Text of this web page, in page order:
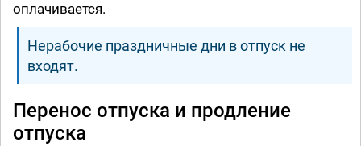
оплачивается.
Нерабочие праздничные дни в отпуск не
входят.
Перенос отпуска и продление
отпуска